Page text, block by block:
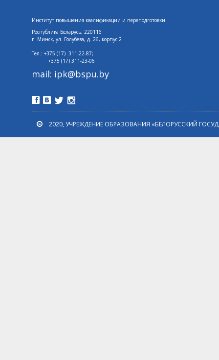
Институт повышения квалификации и переподготовки
Республика Беларусь, 220116
г. Минск, ул. Голубева, д. 26, корпус 2
Тел.: +375 (17) 311-22-87;
+375 (17) 311-23-06
mail: ipk@bspu.by
2020, УЧРЕЖДЕНИЕ ОБРАЗОВАНИЯ «БЕЛОРУССКИЙ